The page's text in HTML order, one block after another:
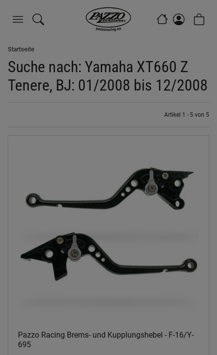
Startseite
Suche nach: Yamaha XT660 Z
Tenere, BJ: 01/2008 bis 12/2008
Artikel 1 - 5 von 5
Pazzo Racing Brems- und Kupplungshebel - F-16/Y-
695